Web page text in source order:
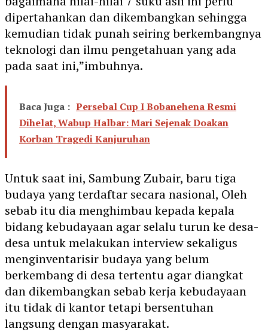
dipertahankan dan dikembangkan sehingga
kemudian tidak punah seiring berkembangnya
teknologi dan ilmu pengetahuan yang ada
pada saat ini,”imbuhnya.
Baca Juga : Persebal Cup I Bobanehena Resmi
Dihelat, Wabup Halbar: Mari Sejenak Doakan
Korban Tragedi Kanjuruhan
Untuk saat ini, Sambung Zubair, baru tiga
budaya yang terdaftar secara nasional, Oleh
sebab itu dia menghimbau kepada kepala
bidang kebudayaan agar selalu turun ke desa-
desa untuk melakukan interview sekaligus
menginventarisir budaya yang belum
berkembang di desa tertentu agar diangkat
dan dikembangkan sebab kerja kebudayaan
itu tidak di kantor tetapi bersentuhan
langsung dengan masyarakat.